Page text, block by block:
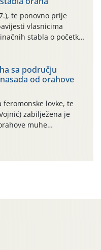
te ponovno prije
vlasnicima
stabla o početku
suzbijanja
Već dvanaest dana
koji naročito
jer najviše
sa području
od orahove
lovke, te
Vojnić) zabilježena je
muhe
može se objasniti
s vrlo malim